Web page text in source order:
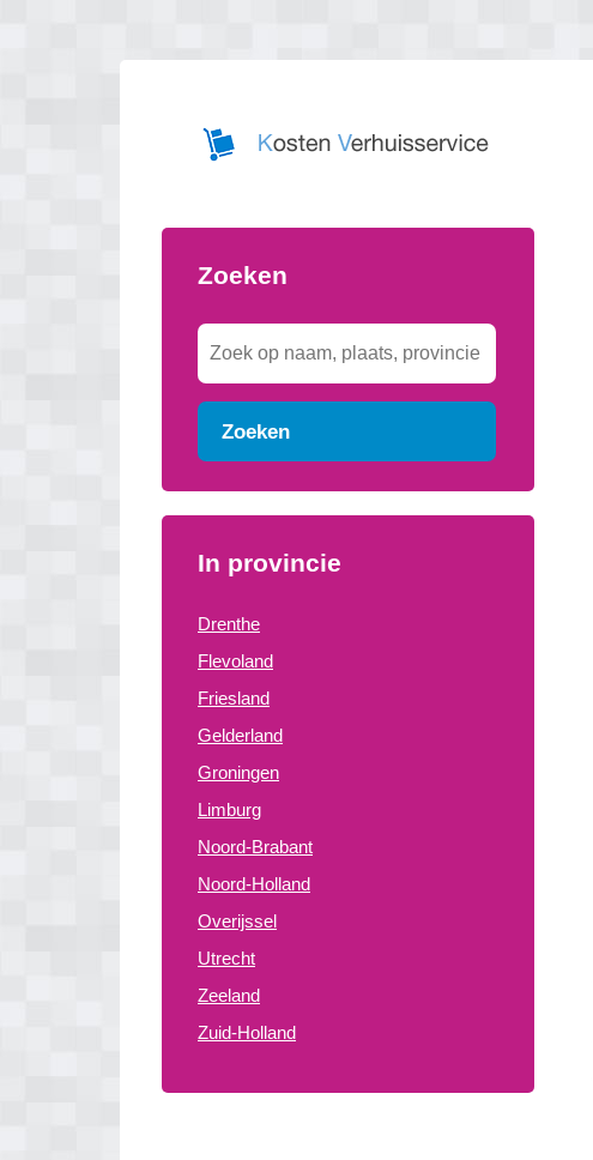
Zoeken
Zoeken
In provincie
Drenthe
Flevoland
Friesland
Gelderland
Groningen
Limburg
Noord-Brabant
Noord-Holland
Overijssel
Utrecht
Zeeland
Zuid-Holland